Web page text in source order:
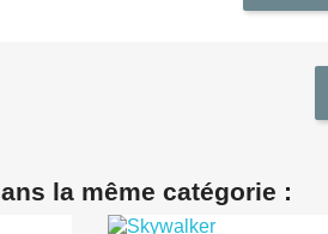
la même catégorie :